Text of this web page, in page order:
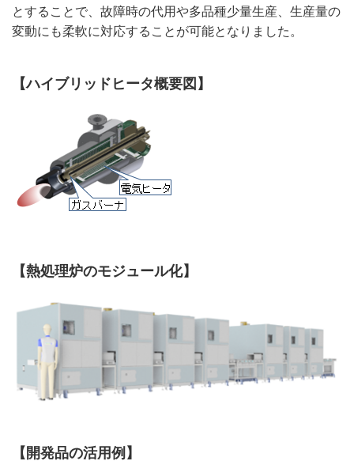
とすることで、故障時の代用や多品種少量生産、生産量の
変動にも柔軟に対応することが可能となりました。
【ハイブリッドヒータ概要図】
【熱処理炉のモジュール化】
【開発品の活用例】